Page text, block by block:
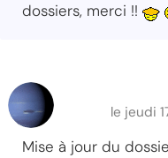
dossiers, merci !!
le jeudi
Mise à jour du